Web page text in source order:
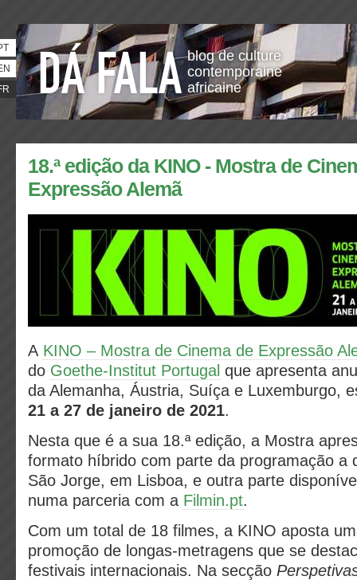
blog de culture
contemporaine
africaine
18.ª edição da KINO - Mostra de
Expressão Alemã
A KINO – Mostra de Cinema de Expressão
do Goethe-Institut Portugal que apresenta
da Alemanha, Áustria, Suíça e Luxemburgo,
21 a 27 de janeiro de 2021.
Nesta que é a sua 18.ª edição, a Mostra
formato híbrido com parte da programação a
São Jorge, em Lisboa, e outra parte
numa parceria com a Filmin.pt.
Com um total de 18 filmes, a KINO aposta
promoção de longas-metragens que se
festivais internacionais. Na secção